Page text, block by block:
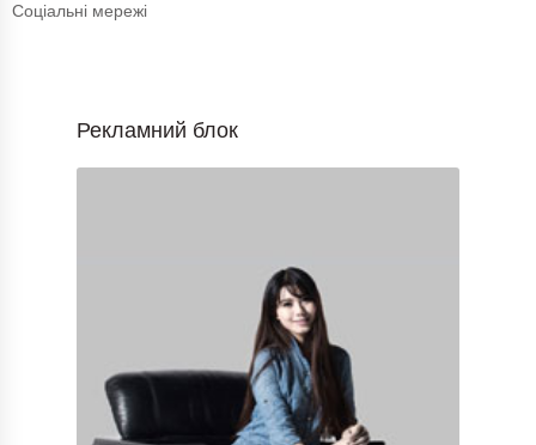
Соціальні мережі
Рекламний блок